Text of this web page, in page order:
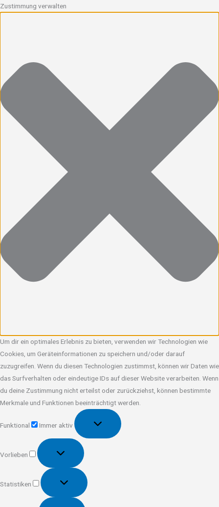
Zustimmung verwalten
Um dir ein optimales Erlebnis zu bieten, verwenden wir Technologien wie
Cookies, um Geräteinformationen zu speichern und/oder darauf
zuzugreifen. Wenn du diesen Technologien zustimmst, können wir Daten wie
das Surfverhalten oder eindeutige IDs auf dieser Website verarbeiten. Wenn
du deine Zustimmung nicht erteilst oder zurückziehst, können bestimmte
Merkmale und Funktionen beeinträchtigt werden.
Funktional
Immer aktiv
Vorlieben
Vorlieben
Statistiken
Statistiken
Marketing